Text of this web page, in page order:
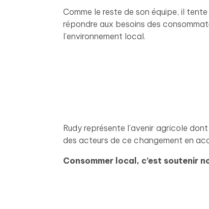
Comme le reste de son équipe, il
répondre aux besoins des
l’environnement local.
Rudy représente l’avenir agricole
des acteurs de ce changement en
Consommer local, c’est soutenir